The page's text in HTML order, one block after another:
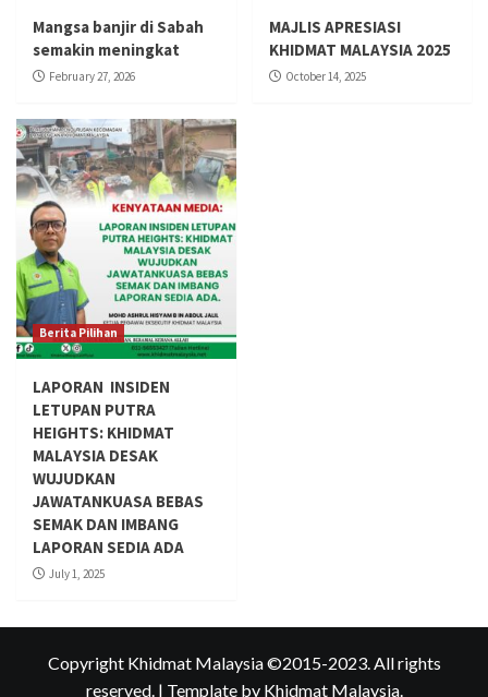
Mangsa banjir di Sabah
semakin meningkat
February 27, 2026
MAJLIS APRESIASI
KHIDMAT MALAYSIA 2025
October 14, 2025
Berita Pilihan
LAPORAN INSIDEN
LETUPAN PUTRA
HEIGHTS: KHIDMAT
MALAYSIA DESAK
WUJUDKAN
JAWATANKUASA BEBAS
SEMAK DAN IMBANG
LAPORAN SEDIA ADA
July 1, 2025
Copyright Khidmat Malaysia ©2015-2023. All rights
reserved. | Templateby Khidmat Malaysia.